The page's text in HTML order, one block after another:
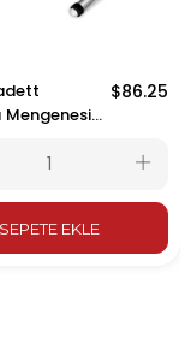
Mengenesi
$86.25
SEPETE EKLE